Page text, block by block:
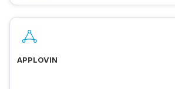
APPLOVIN